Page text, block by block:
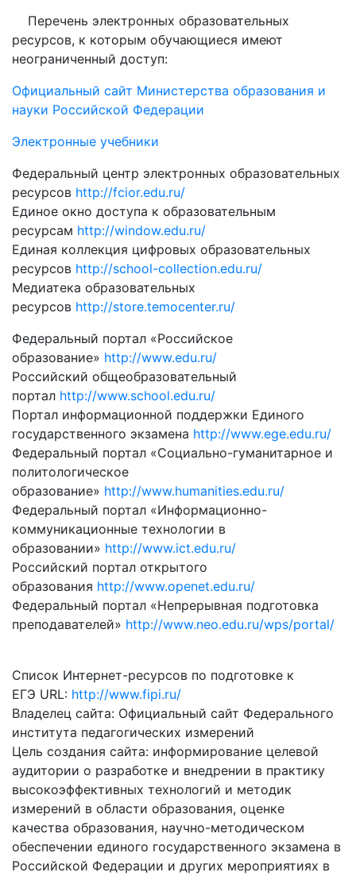
Перечень электронных образовательных
ресурсов, к которым обучающиеся имеют
неограниченный доступ:
Официальный сайт Министерства образования и
науки Российской Федерации
Электронные учебники
Федеральный центр электронных образовательных
ресурсов http://fcior.edu.ru/
Единое окно доступа к образовательным
ресурсам http://window.edu.ru/
Единая коллекция цифровых образовательных
ресурсов http://school-collection.edu.ru/
Медиатека образовательных
ресурсов http://store.temocenter.ru/
Федеральный портал «Российское
образование» http://www.edu.ru/
Российский общеобразовательный
портал http://www.school.edu.ru/
Портал информационной поддержки Единого
государственного экзамена http://www.ege.edu.ru/
Федеральный портал «Социально-гуманитарное и
политологическое
образование» http://www.humanities.edu.ru/
Федеральный портал «Информационно-
коммуникационные технологии в
образовании» http://www.ict.edu.ru/
Российский портал открытого
образования http://www.openet.edu.ru/
Федеральный портал «Непрерывная подготовка
преподавателей» http://www.neo.edu.ru/wps/portal/
Список Интернет-ресурсов по подготовке к
ЕГЭ URL: http://www.fipi.ru/
Владелец сайта: Официальный сайт Федерального
института педагогических измерений
Цель создания сайта: информирование целевой
аудитории о разработке и внедрении в практику
высокоэффективных технологий и методик
измерений в области образования, оценке
качества образования, научно-методическом
обеспечении единого государственного экзамена в
Российской Федерации и других мероприятиях в